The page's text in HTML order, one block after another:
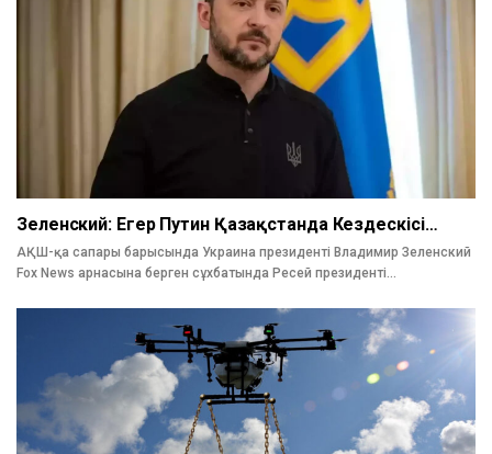
Зеленский: Егер Путин Қазақстанда Кездескісі…
АҚШ-қа сапары барысында Украина президенті Владимир Зеленский
Fox News арнасына берген сұхбатында Ресей президенті…